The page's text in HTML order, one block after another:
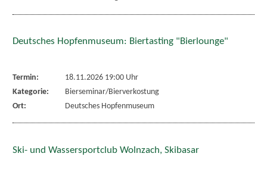
Deutsches Hopfenmuseum: Biertasting "Bierlounge"
Termin:
18.11.2026 19:00 Uhr
Kategorie:
Bierseminar/Bierverkostung
Ort:
Deutsches Hopfenmuseum
Ski- und Wassersportclub Wolnzach, Skibasar